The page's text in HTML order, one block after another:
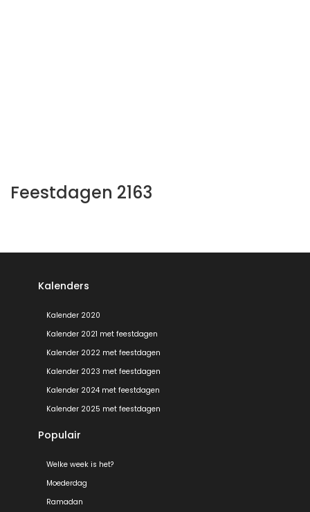
Feestdagen 2163
Kalenders
Kalender 2020
Kalender 2021 met feestdagen
Kalender 2022 met feestdagen
Kalender 2023 met feestdagen
Kalender 2024 met feestdagen
Kalender 2025 met feestdagen
Populair
Welke week is het?
Moederdag
Ramadan